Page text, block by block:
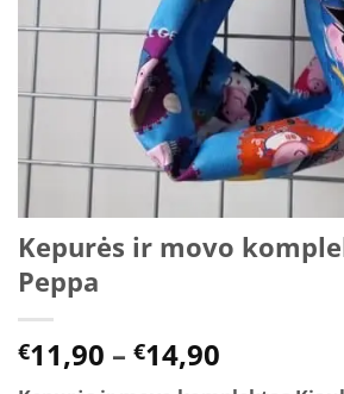
Kepurės ir movo
Peppa
€11,90 – €14,90
range: